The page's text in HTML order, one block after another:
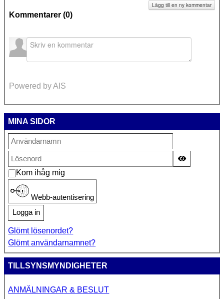
Kommentarer (0)
Lägg till en ny kommentar
Powered by AIS
MINA SIDOR
Kom ihåg mig
Webb-autentisering
Logga in
Glömt lösenordet?
Glömt användarnamnet?
TILLSYNSMYNDIGHETER
ANMÄLNINGAR & BESLUT